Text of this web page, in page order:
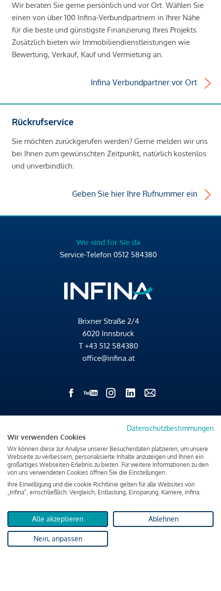
Wir beraten Sie gerne persönlich und vor Ort. Wählen Sie
einen von über 100 Infina-Verbundpartnern in Ihrer Nähe
für die beste und günstigste Finanzierung Ihres Projekts.
Zusätzlich bieten wir Immobiliendienstleistungen wie
Bewertung, Verkauf, Kauf und Vermietung an.
Infina Verbundpartner vor Ort
Rückrufservice
Sie möchten zurückgerufen werden? Gerne melden wir uns
bei Ihnen zum gewünschten Zeitpunkt, natürlich kostenlos
und unverbindlich.
Geben Sie hier Ihre Rufnummer ein
Wir sind für Sie da
Service-Telefon 0512 584380
Brixner Straße 2/4
6020 Innsbruck
T +43 512 584380
office@infina.at
Datenschutz & Cookies
Verbraucherschutzinformation & rechtliche Hinweise
Datenschutzbestimmungen
Wir verwenden Cookies
Wir können diese zur Analyse unserer Besucherdaten platzieren, um unsere
Webseite zu verbessern, personalisierte Inhalte anzuzeigen und Ihnen ein
großartiges Webseiten-Erlebnis zu bieten. Für weitere Informationen zu den
von uns verwendeten Cookies öffnen Sie die Einstellungen.
Ihre Einwilligung und die cookie Richtlinie gelten für alle Websites von
„Infina“, einschließlich: Vergleich, Entlastung, Einsparung, Karriere, Infina.
Alle akzeptieren Ablehnen
Nein, anpassen